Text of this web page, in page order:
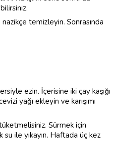
nazikçe temizleyin. Sonrasında
ezin. İçerisine iki çay kaşığı
yağı ekleyin ve karışımı
Sürmek için
su ile yıkayın. Haftada üç kez